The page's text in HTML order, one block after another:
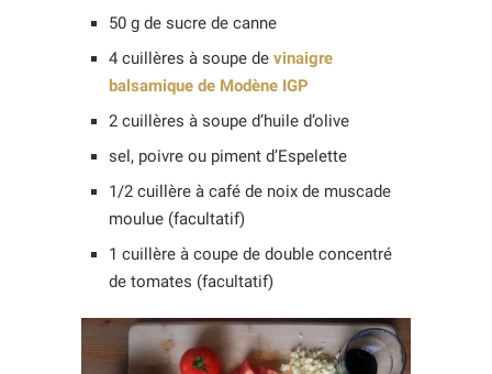
50 g de sucre de canne
4 cuillères à soupe de vinaigre
balsamique de Modène IGP
2 cuillères à soupe d’huile d’olive
sel, poivre ou piment d’Espelette
1/2 cuillère à café de noix de muscade
moulue (facultatif)
1 cuillère à coupe de double concentré
de tomates (facultatif)